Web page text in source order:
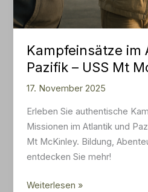
Kampfeinsätze im
Pazifik – USS Mt
17. November 2025
Erleben Sie authentische
Missionen im Atlantik und
Mt McKinley. Bildung,
entdecken Sie mehr!
Kampfeinsätze
Weiterlesen »